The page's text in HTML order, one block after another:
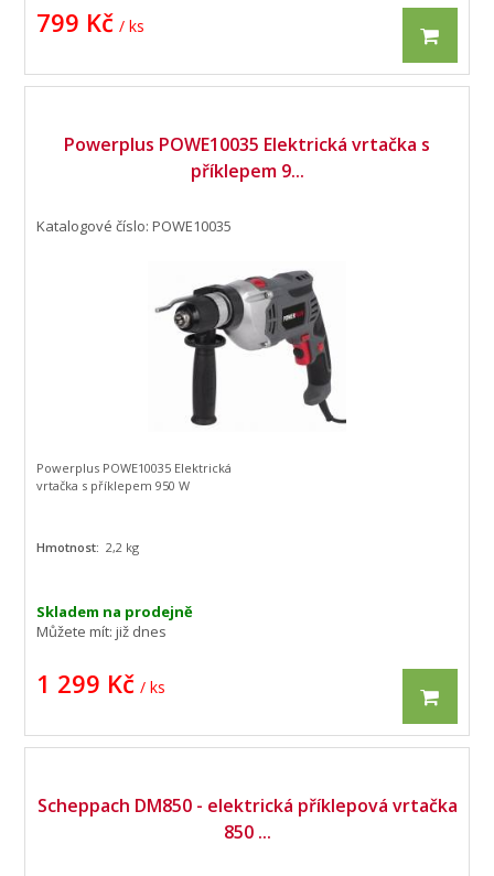
799 Kč / ks
Powerplus POWE10035 Elektrická vrtačka s
příklepem 9...
Katalogové číslo: POWE10035
Skladem na prodejně
Můžete mít:již dnes
1 299 Kč / ks
Powerplus POWE10035 Elektrická
vrtačka s příklepem 950 W
Hmotnost:2,2 kg
Scheppach DM850 - elektrická příklepová vrtačka
850 ...